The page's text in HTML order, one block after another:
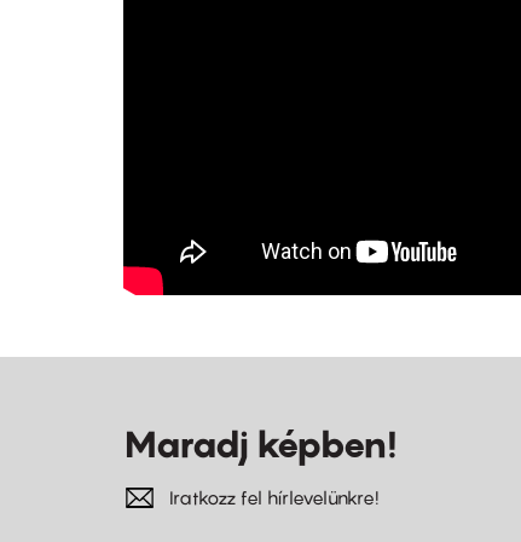
Maradj képben!
Iratkozz fel hírlevelünkre!